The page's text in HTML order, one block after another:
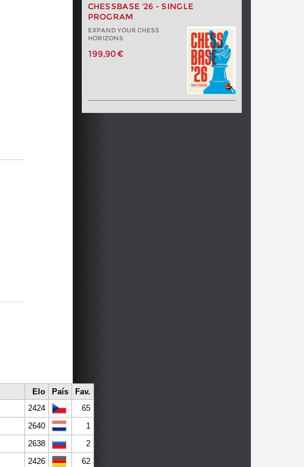
CHESSBASE '26 - SINGLE
PROGRAM
EXPAND YOUR CHESS
HORIZONS
199,90 €
Elo País
Fav.
2424
65
2640
1
2638
2
2426
62